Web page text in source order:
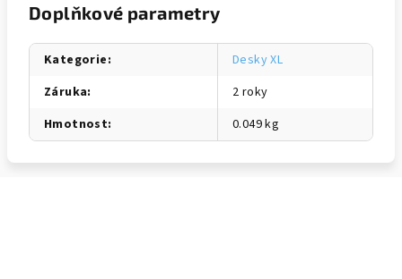
Doplňkové parametry
Kategorie:
Desky XL
Záruka:
2 roky
Hmotnost: 0.049 kg